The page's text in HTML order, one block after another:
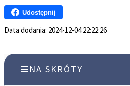
Udostępnij
Data dodania: 2024-12-04 22:22:26
NA SKRÓTY